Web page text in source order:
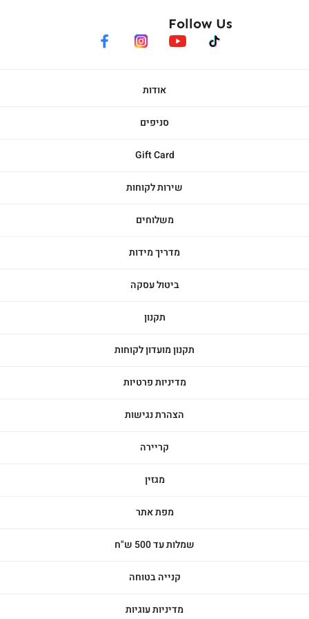
אודות
סניפים
Gift Card
שירות לקוחות
משלוחים
מדריך מידות
ביטול עסקה
תקנון
תקנון מועדון לקוחות
מדיניות פרטיות
הצהרת נגישות
קריירה
מגזין
מפת אתר
שמלות עד 500 ש"ח
קנייה בטוחה
מדיניות עוגיות
Follow Us
facebook instagram youtube tiktok